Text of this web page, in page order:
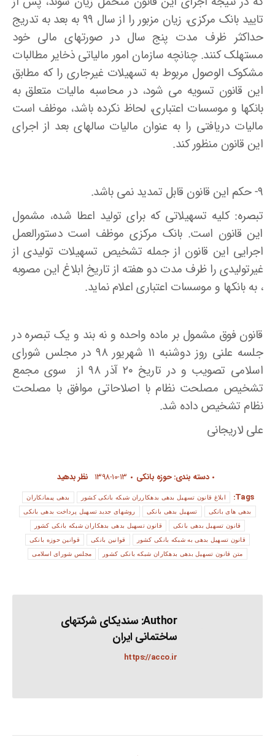
تایید بانک مرکزی، زیان مزبور را از سال ۹۹ به بعد به تدریج
حداکثر ظرف مدت پنج سال در صورتهای مالی خود
مستهلک کنند. چنانچه سازمان امور مالیاتی ذخایر مطالبات
مشکوک الوصول مربوط به تسهیلات غیرجاری را که مطابق
این قانون تسویه می شود، در محاسبه مالیات متعلق به
بانکها و موسسات اعتباری، لحاظ نکرده باشد، موظف است
مالیات دریافتی را به عنوان مالیات سالهای بعد از اجرای
این قانون منظور کند.
۹- حکم این قانون قابل تمدید نمی باشد.
تبصره: کلیه تسهیلاتی که برای تولید اعطا شده، مشمول
این قانون است. بانک مرکزی موظف است دستورالعمل
اجرایی این قانون از جمله تشخیص تسهیلات تولیدی از
غیرتولیدی را ظرف مدت دو هفته از تاریخ ابلاغ این مصوبه
، به بانکها و موسسات اعتباری اعلام نماید.
قانون فوق مشمول بر ماده واحده و نه بند و یک تبصره در
جلسه علنی روز دوشنبه ۱۱ شهریور ۹۸ در مجلس شورای
اسلامی تصویب و در تاریخ ۲۰ آذر ۹۸ از سوی مجمع
تشخیص مصلحت نظام با اصلاحاتی موافق با مصلحت
نظام تشخیص داده شد.
علی لاریجانی
دسته بندی:حوزه بانکی ۱۳۹۸-۱۰-۱۳ نظر بدهید
Tags:
ابلاغ قانون تسهیل بدهی بدهکارران شبکه بانکی کشور بدهی پیمانکاران
بدهی های بانکی تسهیل بدهی بانکی روشهای جدید تسهیل پرداخت بدهی بانکی
قانون تسهیل بدهی بانکی قانون تسهیل بدهی بدهکاران شبکه بانکی کشور
قانون تسهیل بدهی به شبکه بانکی کشور قوانین بانکی قوانین حوزه بانکی
متن قانون تسهیل بدهی بدهکاران شبکه بانکی کشور مجلس شورای اسلامی
Author: سندیکای شرکتهای
ساختمانی ایران
https://acco.ir